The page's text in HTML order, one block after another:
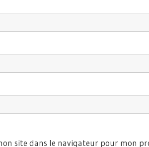
site dans le navigateur pour mon